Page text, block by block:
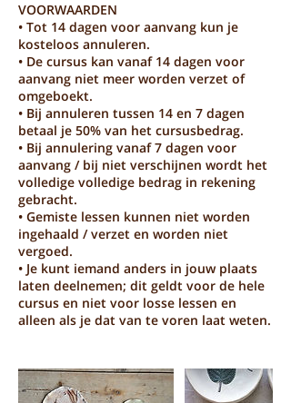
VOORWAARDEN
• Tot 14 dagen voor aanvang kun je
kosteloos annuleren.
• De cursus kan vanaf 14 dagen voor
aanvang niet meer worden verzet of
omgeboekt.
• Bij annuleren tussen 14 en 7 dagen
betaal je 50% van het cursusbedrag.
• Bij annulering vanaf 7 dagen voor
aanvang / bij niet verschijnen wordt het
volledige volledige bedrag in rekening
gebracht.
• Gemiste lessen kunnen niet worden
ingehaald / verzet en worden niet
vergoed.
• Je kunt iemand anders in jouw plaats
laten deelnemen; dit geldt voor de hele
cursus en niet voor losse lessen en
alleen als je dat van te voren laat weten.